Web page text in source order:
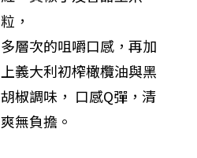
粒，
多層次的咀嚼口感，再加
上義大利初榨橄欖油與黑
胡椒調味， 口感Q彈，清
爽無負擔。